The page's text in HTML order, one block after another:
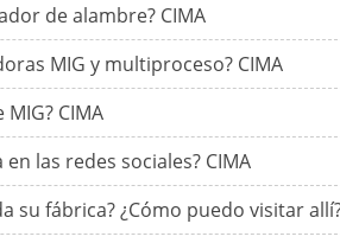
de alambre? CIMA
MIG y multiproceso? CIMA
CIMA
en las redes sociales? CIMA
su fábrica? ¿Cómo puedo visitar